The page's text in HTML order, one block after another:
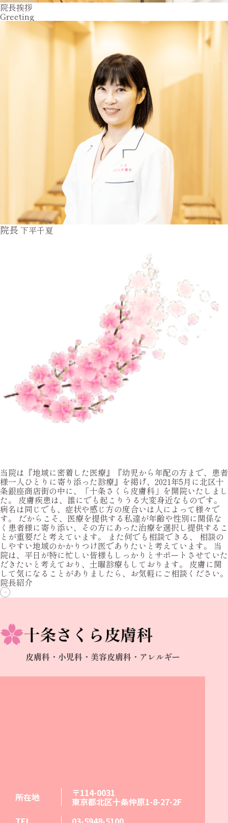
院長挨拶
Greeting
院長 下平千夏
当院は『地域に密着した医療』『幼児から年配の方まで、患者
様一人ひとりに寄り添った診療』を掲げ、2021年5月に北区十
条銀座商店街の中に、「十条さくら皮膚科」を開院いたしまし
た。 皮膚疾患は、誰にでも起こりうる大変身近なものです。
病名は同じでも、症状や感じ方の度合いは人によって様々で
す。 だからこそ、医療を提供する私達が年齢や性別に関係な
く患者様に寄り添い、その方にあった治療を選択し提供するこ
とが重要だと考えています。 また何でも相談できる、 相談の
しやすい地域のかかりつけ医でありたいと考えています。 当
院は、平日が特に忙しい皆様もしっかりとサポートさせていた
だきたいと考えており、土曜診療もしております。 皮膚に関
して気になることがありましたら、お気軽にご相談ください。
院長紹介
皮膚科・小児科・美容皮膚科・アレルギー
所在地 〒114-0031
東京都北区十条仲原1-8-27-2F